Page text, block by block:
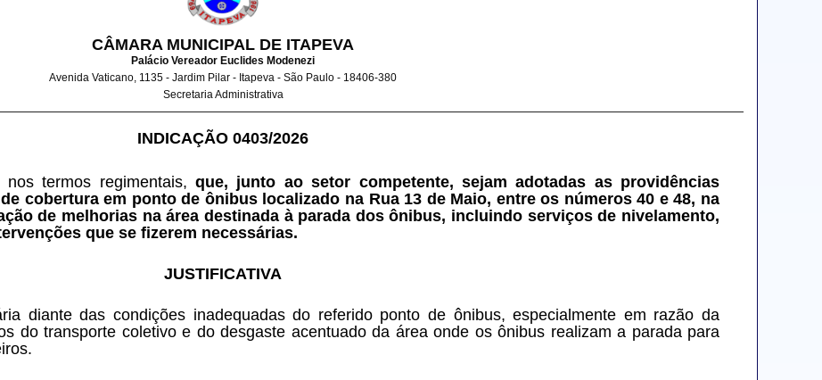
CÂMARA MUNICIPAL DE ITAPEVA
Palácio Vereador Euclides Modenezi
Avenida Vaticano, 1135 - Jardim Pilar - Itapeva - São Paulo - 18406-380
Secretaria Administrativa
INDICAÇÃO 0403/2026
termos regimentais, que, junto ao setor competente, sejam adotadas as providências
cobertura em ponto de ônibus localizado na Rua 13 de Maio, entre os números 40 e 48, na
de melhorias na área destinada à parada dos ônibus, incluindo serviços de nivelamento,
que se fizerem necessárias.
JUSTIFICATIVA
diante das condições inadequadas do referido ponto de ônibus, especialmente em razão da
do transporte coletivo e do desgaste acentuado da área onde os ônibus realizam a parada para